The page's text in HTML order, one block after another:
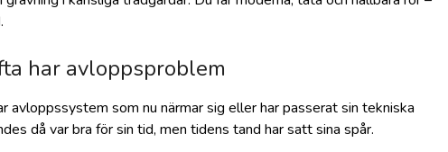
har avloppsproblem
som nu närmar sig eller har passerat sin tekniska
då var bra för sin tid, men tidens tand har satt sina spår.